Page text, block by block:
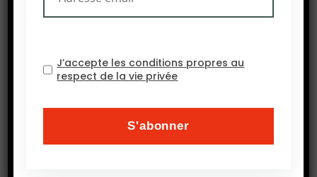
de cultures plus résilientes.
J’accepte les conditions propres au
respect de la vie privée